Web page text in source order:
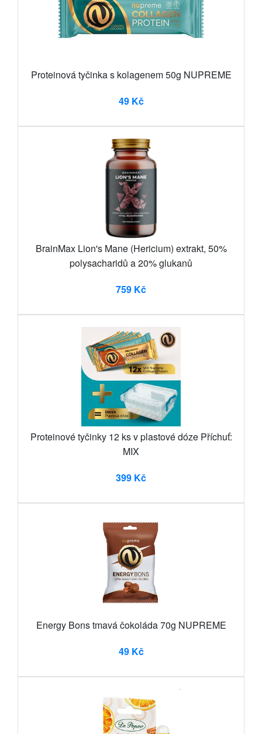
Proteinová tyčinka s kolagenem 50g NUPREME
49 Kč
BrainMax Lion's Mane (Hericium) extrakt, 50%
polysacharidů a 20% glukanů
759 Kč
Proteinové tyčinky 12 ks v plastové dóze Příchuť:
MIX
399 Kč
Energy Bons tmavá čokoláda 70g NUPREME
49 Kč